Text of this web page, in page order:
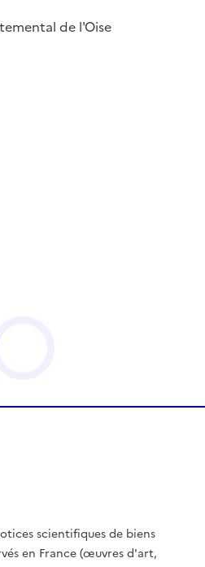
de l'Oise
scientifiques de biens
en France (œuvres d'art,